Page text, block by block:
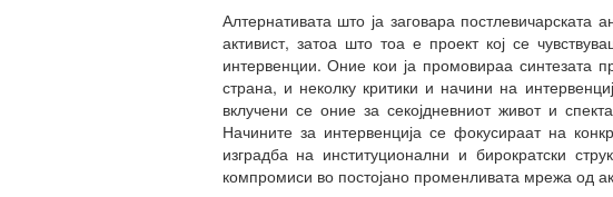
Алтернативата што ја заговара
активист, затоа што тоа е проект кој се
интервенции. Оние кои ја промовираа синтезата
страна, и неколку критики и начини на
вклучени се оние за секојдневниот живот и
Начините за интервенција се фокусираат на
изградба на институционални и бирократски
компромиси во постојано променливата мрежа од